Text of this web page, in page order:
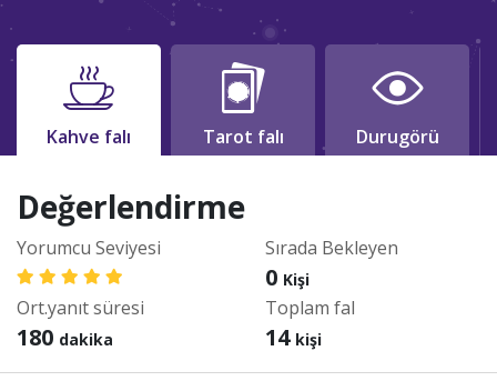
Kahve falı Tarot falı Durugörü
Değerlendirme
Yorumcu Seviyesi Sırada Bekleyen
0 Kişi
Ort.yanıt süresi
180 dakika
Toplam fal
14 kişi